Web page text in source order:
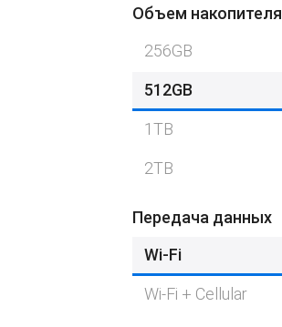
Объем накопителя
256GB
512GB
1TB
2TB
Передача данных
Wi-Fi
Wi-Fi + Cellular